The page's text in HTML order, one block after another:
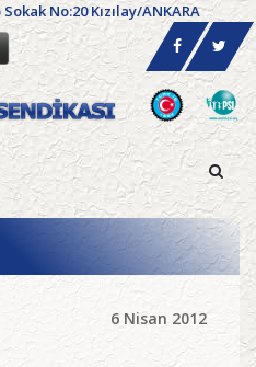
No:20 Kızılay/ANKARA
6 Nisan 2012